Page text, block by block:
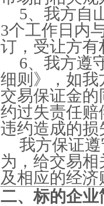
5、我方自
3个工作日内
订，受让方
6、我方遵
细则》，如
交易保证金
约过失责任
违约造成的
我方保证
为，给交易
及相应的经
二、标的企业